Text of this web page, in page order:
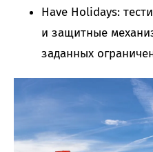
Have Holidays:
и защитные
заданных